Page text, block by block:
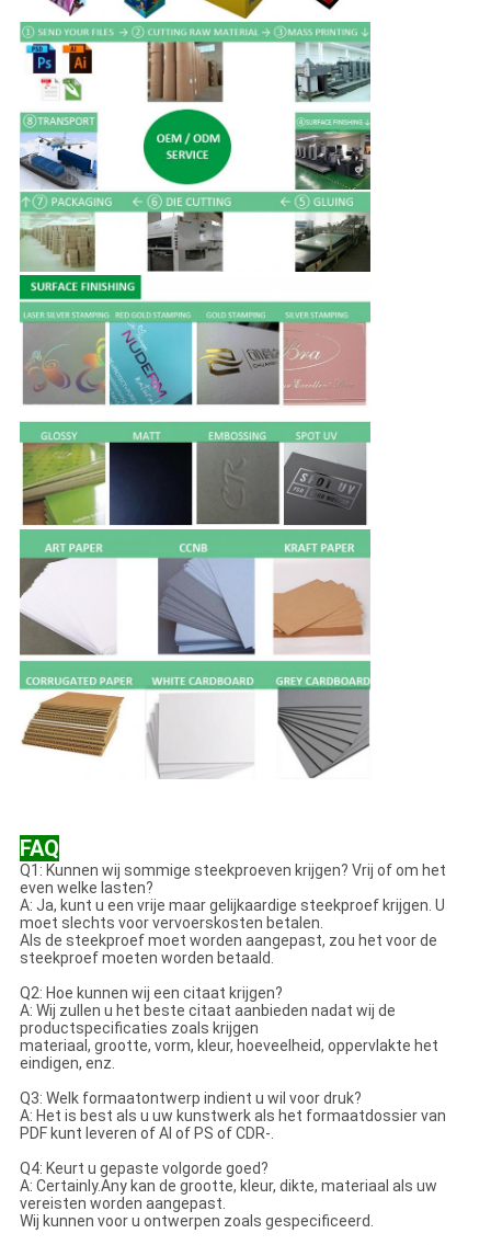
FAQ
Q1: Kunnen wij sommige steekproeven krijgen? Vrij of om het
even welke lasten?
A: Ja, kunt u een vrije maar gelijkaardige steekproef krijgen. U
moet slechts voor vervoerskosten betalen.
Als de steekproef moet worden aangepast, zou het voor de
steekproef moeten worden betaald.
Q2: Hoe kunnen wij een citaat krijgen?
A: Wij zullen u het beste citaat aanbieden nadat wij de
productspecificaties zoals krijgen
materiaal, grootte, vorm, kleur, hoeveelheid, oppervlakte het
eindigen, enz.
Q3: Welk formaatontwerp indient u wil voor druk?
A: Het is best als u uw kunstwerk als het formaatdossier van
PDF kunt leveren of AI of PS of CDR-.
Q4: Keurt u gepaste volgorde goed?
A: Certainly.Any kan de grootte, kleur, dikte, materiaal als uw
vereisten worden aangepast.
Wij kunnen voor u ontwerpen zoals gespecificeerd.